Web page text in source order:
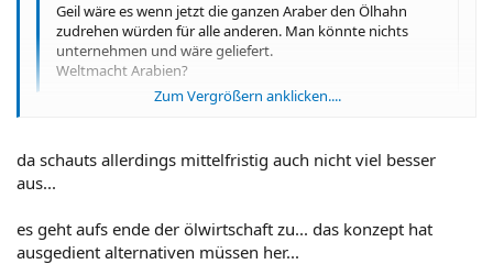
Geil wäre es wenn jetzt die ganzen Araber den Ölhahn
zudrehen würden für alle anderen. Man könnte nichts
unternehmen und wäre geliefert.
Weltmacht Arabien?
Zum Vergrößern anklicken....
Bestimmt nicht. Es gibt schließlich auch woanders Öl.
Zum Vergrößern anklicken....
da schauts allerdings mittelfristig auch nicht viel besser
aus...
es geht aufs ende der ölwirtschaft zu... das konzept hat
ausgedient alternativen müssen her...